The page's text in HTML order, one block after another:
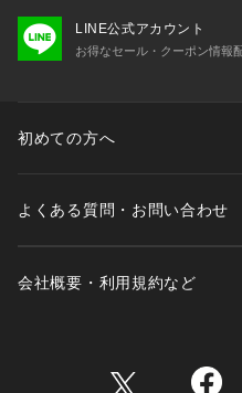
LINE公式アカウント
お得なセール・クーポン情報
初めての方へ
よくある質問・お問い合わせ
会社概要・利用規約など